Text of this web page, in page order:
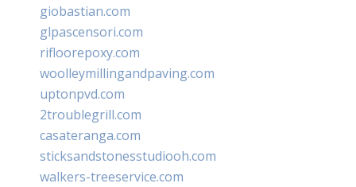
giobastian.com
glpascensori.com
rifloorepoxy.com
woolleymillingandpaving.com
uptonpvd.com
2troublegrill.com
casateranga.com
sticksandstonesstudiooh.com
walkers-treeservice.com